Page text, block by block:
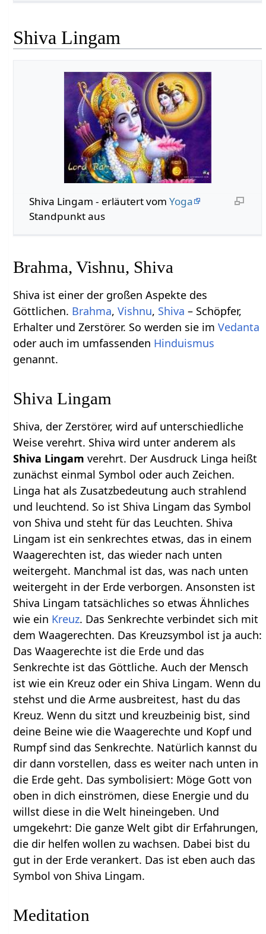
Shiva Lingam
Shiva Lingam - erläutert vom Yoga
Standpunkt aus
Brahma, Vishnu, Shiva
Shiva ist einer der großen Aspekte des
Göttlichen. Brahma,Vishnu, Shiva – Schöpfer,
Erhalter und Zerstörer. So werden sie imVedanta
oder auch im umfassenden Hinduismus
genannt.
Shiva Lingam
Shiva, der Zerstörer, wird auf unterschiedliche
Weise verehrt. Shiva wird unter anderem als
Shiva Lingam verehrt. Der Ausdruck Linga heißt
zunächst einmal Symbol oder auch Zeichen.
Linga hat als Zusatzbedeutung auch strahlend
und leuchtend. So ist Shiva Lingam das Symbol
von Shiva und steht für das Leuchten. Shiva
Lingam ist ein senkrechtes etwas, das in einem
Waagerechten ist, das wieder nach unten
weitergeht. Manchmal ist das, was nach unten
weitergeht in der Erde verborgen. Ansonsten ist
Shiva Lingam tatsächliches so etwas Ähnliches
wie ein Kreuz. Das Senkrechte verbindet sich mit
dem Waagerechten. Das Kreuzsymbol ist ja auch:
Das Waagerechte ist die Erde und das
Senkrechte ist das Göttliche. Auch der Mensch
ist wie ein Kreuz oder ein Shiva Lingam. Wenn du
stehst und die Arme ausbreitest, hast du das
Kreuz. Wenn du sitzt und kreuzbeinig bist, sind
deine Beine wie die Waagerechte und Kopf und
Rumpf sind das Senkrechte. Natürlich kannst du
dir dann vorstellen, dass es weiter nach unten in
die Erde geht. Das symbolisiert: Möge Gott von
oben in dich einströmen, diese Energie und du
willst diese in die Welt hineingeben. Und
umgekehrt: Die ganze Welt gibt dir Erfahrungen,
die dir helfen wollen zu wachsen. Dabei bist du
gut in der Erde verankert. Das ist eben auch das
Symbol von Shiva Lingam.
Meditation